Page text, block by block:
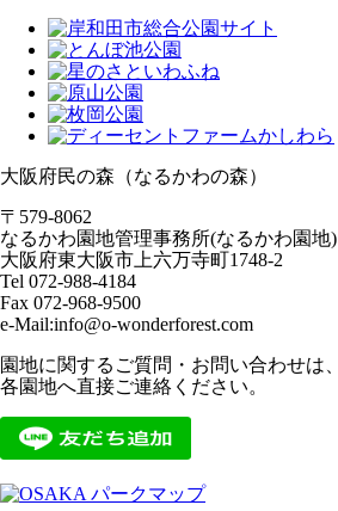
大阪府民の森（なるかわの森）
〒579-8062
なるかわ園地管理事務所(なるかわ園地)
大阪府東大阪市上六万寺町1748-2
Tel 072-988-4184
Fax 072-968-9500
e-Mail:info@o-wonderforest.com
園地に関するご質問・お問い合わせは、
各園地へ直接ご連絡ください。